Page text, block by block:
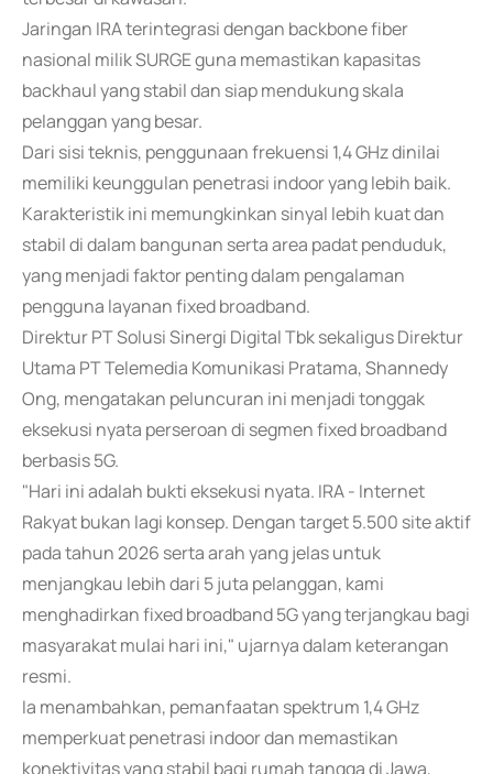
Jaringan IRA terintegrasi dengan backbone fiber
nasional milik SURGE guna memastikan kapasitas
backhaul yang stabil dan siap mendukung skala
pelanggan yang besar.
Dari sisi teknis, penggunaan frekuensi 1,4 GHz dinilai
memiliki keunggulan penetrasi indoor yang lebih baik.
Karakteristik ini memungkinkan sinyal lebih kuat dan
stabil di dalam bangunan serta area padat penduduk,
yang menjadi faktor penting dalam pengalaman
pengguna layanan fixed broadband.
Direktur PT Solusi Sinergi Digital Tbk sekaligus Direktur
Utama PT Telemedia Komunikasi Pratama, Shannedy
Ong, mengatakan peluncuran ini menjadi tonggak
eksekusi nyata perseroan di segmen fixed broadband
berbasis 5G.
"Hari ini adalah bukti eksekusi nyata. IRA - Internet
Rakyat bukan lagi konsep. Dengan target 5.500 site aktif
pada tahun 2026 serta arah yang jelas untuk
menjangkau lebih dari 5 juta pelanggan, kami
menghadirkan fixed broadband 5G yang terjangkau bagi
masyarakat mulai hari ini," ujarnya dalam keterangan
resmi.
Ia menambahkan, pemanfaatan spektrum 1,4 GHz
memperkuat penetrasi indoor dan memastikan
konektivitas yang stabil bagi rumah tangga di Jawa,